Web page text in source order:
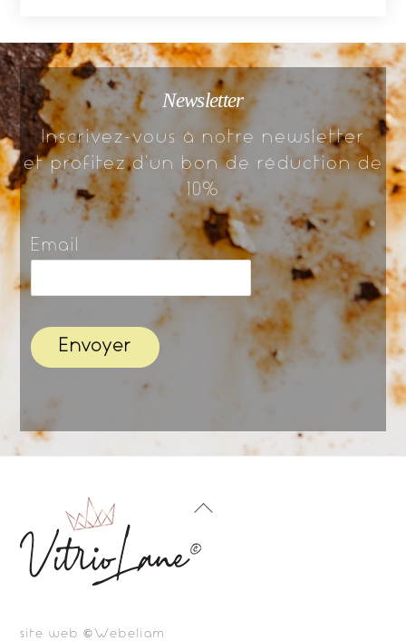
Newsletter
Inscrivez-vous à notre newsletter
et profitez d’un bon de réduction de
10%
Email
Envoyer
Back
site web ©Webeliam